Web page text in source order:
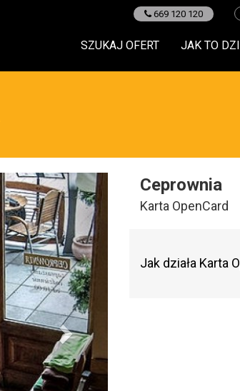
669 120 120
SZUKAJ OFERT JAK TO
Ceprownia
Karta OpenCard
Jak działa Karta